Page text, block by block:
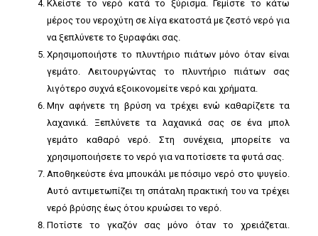
Κλείστε το νερό κατά το ξύρισμα. Γεμίστε το κάτω
μέρος του νεροχύτη σε λίγα εκατοστά με ζεστό νερό για
να ξεπλύνετε το ξυραφάκι σας.
Χρησιμοποιήστε το πλυντήριο πιάτων μόνο όταν είναι
γεμάτο. Λειτουργώντας το πλυντήριο πιάτων σας
λιγότερο συχνά εξοικονομείτε νερό και χρήματα.
Μην αφήνετε τη βρύση να τρέχει ενώ καθαρίζετε τα
λαχανικά. Ξεπλύνετε τα λαχανικά σας σε ένα μπολ
γεμάτο καθαρό νερό. Στη συνέχεια, μπορείτε να
χρησιμοποιήσετε το νερό για να ποτίσετε τα φυτά σας.
Αποθηκεύστε ένα μπουκάλι με πόσιμο νερό στο ψυγείο.
Αυτό αντιμετωπίζει τη σπάταλη πρακτική του να τρέχει
νερό βρύσης έως ότου κρυώσει το νερό.
Ποτίστε το γκαζόν σας μόνο όταν το χρειάζεται.